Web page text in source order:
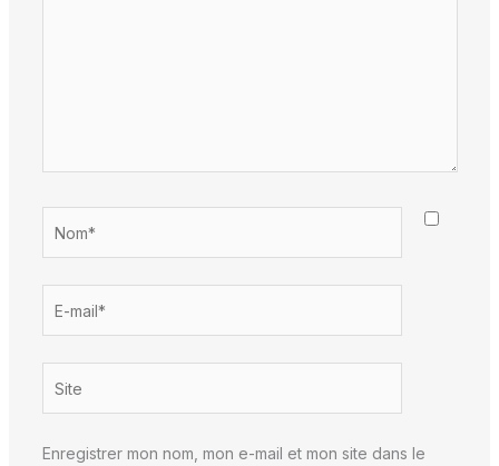
mail*
Enregistrer mon nom, mon e-mail et mon site dans le